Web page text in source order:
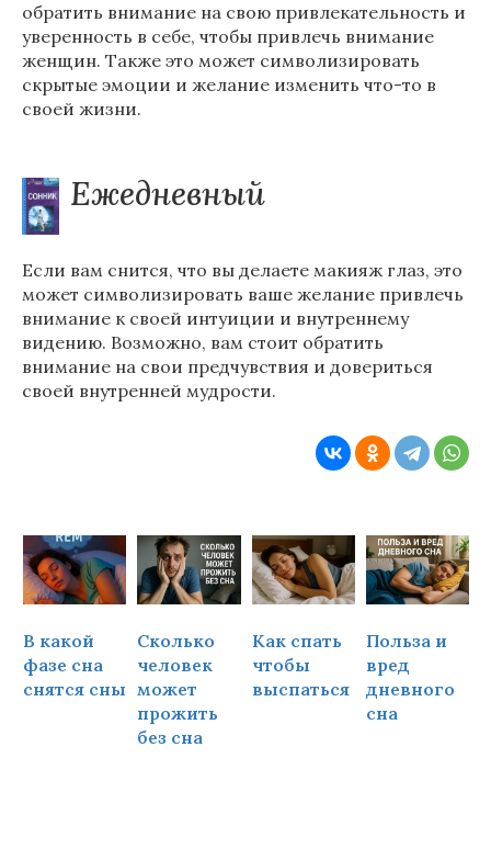
обратить внимание на свою привлекательность и
уверенность в себе, чтобы привлечь внимание
женщин. Также это может символизировать
скрытые эмоции и желание изменить что-то в
своей жизни.
Ежедневный
Если вам снится, что вы делаете макияж глаз, это
может символизировать ваше желание привлечь
внимание к своей интуиции и внутреннему
видению. Возможно, вам стоит обратить
внимание на свои предчувствия и довериться
своей внутренней мудрости.
В какой
фазе сна
снятся сны
Сколько
человек
может
прожить
без сна
Как спать
чтобы
выспаться
Польза и
вред
дневного
сна